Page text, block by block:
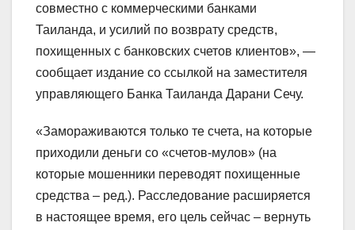
совместно с коммерческими банками
Таиланда, и усилий по возврату средств,
похищенных с банковских счетов клиентов», —
сообщает издание со ссылкой на заместителя
управляющего Банка Таиланда Дарани Сечу.
«Замораживаются только те счета, на которые
приходили деньги со «счетов-мулов» (на
которые мошенники переводят похищенные
средства – ред.). Расследование расширяется
в настоящее время, его цель сейчас – вернуть